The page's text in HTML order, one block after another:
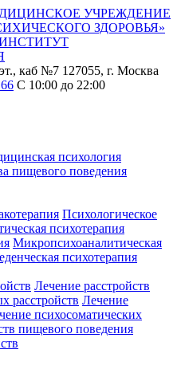
УЧРЕЖДЕНИЕ
ЗДОРОВЬЯ»
каб №7 127055, г. Москва
С 10:00 до 22:00
психология
пищевого поведения
Психологическое
психотерапия
Микропсихоаналитическая
психотерапия
Лечение расстройств
расстройств Лечение
психосоматических
пищевого поведения